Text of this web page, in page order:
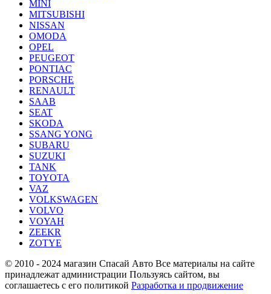
MINI
MITSUBISHI
NISSAN
OMODA
OPEL
PEUGEOT
PONTIAC
PORSCHE
RENAULT
SAAB
SEAT
SKODA
SSANG YONG
SUBARU
SUZUKI
TANK
TOYOTA
VAZ
VOLKSWAGEN
VOLVO
VOYAH
ZEEKR
ZOTYE
© 2010 - 2024 магазин Спасай Авто Все материалы на сайте
принадлежат администрации Пользуясь сайтом, вы
соглашаетесь с его политикой Разработка и продвижение